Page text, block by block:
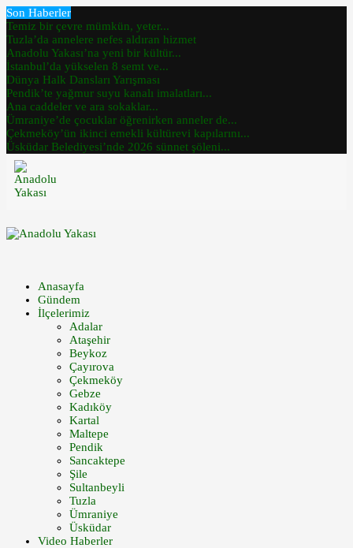
Son Haberler
Temiz bir çevre mümkün, yeter...
Tuzla’da annelere nefes aldıran hizmet
Anadolu Yakası’na yeni bir kültür...
İstanbul’da yükselen 8 semt ve...
Dünya Halk Dansları Yarışması
Pendik’te yağmur suyu kanalı imalatları...
Ana caddeler ve ara sokaklar...
Ümraniye’de çocuklar öğrenirken anneler de...
Çekmeköy’ün ikinci emekli kültürevi kapılarını...
Üsküdar Belediyesi’nde 2026 sünnet şöleni...
Anasayfa
Gündem
İlçelerimiz
Adalar
Ataşehir
Beykoz
Çayırova
Çekmeköy
Gebze
Kadıköy
Kartal
Maltepe
Pendik
Sancaktepe
Şile
Sultanbeyli
Tuzla
Ümraniye
Üsküdar
Video Haberler